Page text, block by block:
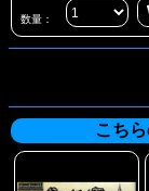
数量：
こち